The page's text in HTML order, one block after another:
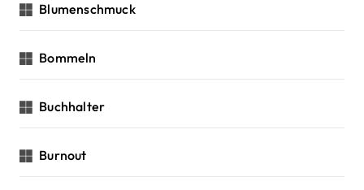
Blumenschmuck
Bommeln
Buchhalter
Burnout